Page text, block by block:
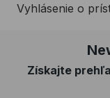
Vyhlásenie o
Získajte